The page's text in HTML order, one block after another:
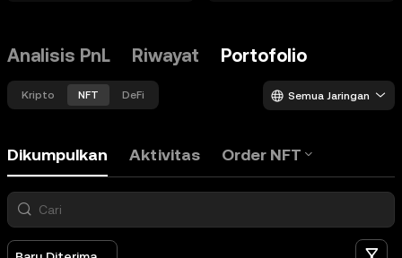
Analisis PnL Riwayat Portofolio
Kripto NFT DeFi Semua Jaringan
Dikumpulkan Aktivitas Order NFT